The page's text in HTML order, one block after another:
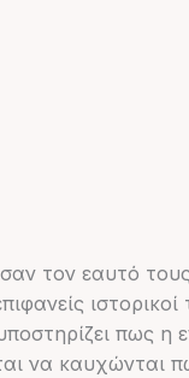
τον εαυτό
πως
να καυχώνται